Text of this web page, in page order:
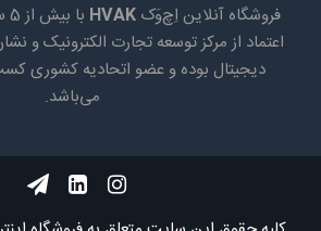
فروشگاه آنلاین اِچ‌وَک HVAK
اعتماد از مرکز توسعه تجارت الکترونیک و
دیجیتال بوده و عضو اتحادیه کشوری
می‌باشد.